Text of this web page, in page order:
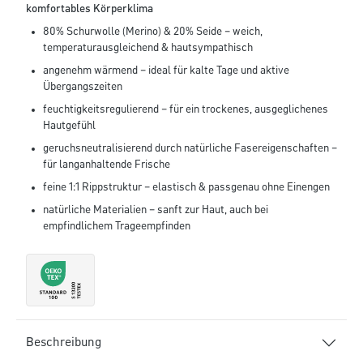
komfortables Körperklima
80% Schurwolle (Merino) & 20% Seide – weich,
temperaturausgleichend & hautsympathisch
angenehm wärmend – ideal für kalte Tage und aktive
Übergangszeiten
feuchtigkeitsregulierend – für ein trockenes, ausgeglichenes
Hautgefühl
geruchsneutralisierend durch natürliche Fasereigenschaften –
für langanhaltende Frische
feine 1:1 Rippstruktur – elastisch & passgenau ohne Einengen
natürliche Materialien – sanft zur Haut, auch bei
empfindlichem Trageempfinden
Beschreibung